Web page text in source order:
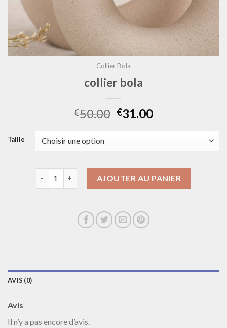
Collier Bola
collier bola
€50.00 €31.00
Taille
AJOUTER AU PANIER
AVIS (0)
Avis
Il n’y a pas encore d’avis.